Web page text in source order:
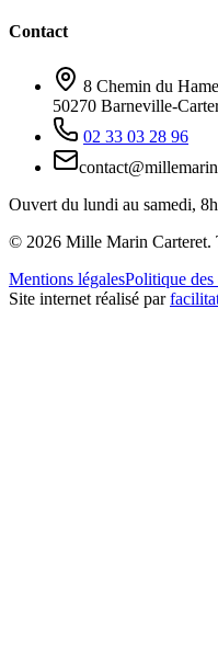
Contact
8 Chemin du
50270 Barneville-
02 33 03 28 96
Ouvert du lundi au samedi,
© 2026 Mille Marin Carteret.
Mentions légalesPolitique des
Site internet réalisé par